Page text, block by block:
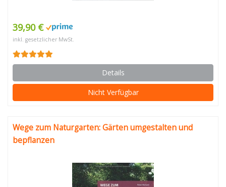
39,90 €
inkl. gesetzlicher MwSt.
Details
Nicht Verfügbar
Wege zum Naturgarten: Gärten umgestalten und
bepflanzen